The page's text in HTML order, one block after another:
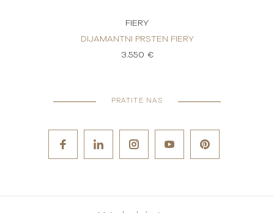
FIERY
DIJAMANTNI PRSTEN FIERY
3.550 €
PRATITE NAS